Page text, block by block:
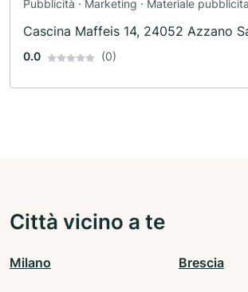
Pubblicità · Marketing · Materiale
Cascina Maffeis 14, 24052 Azzano
0.0 (0)
Città vicino a te
Milano Brescia